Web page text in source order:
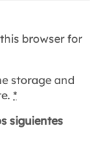
browser for
storage and
*
siguientes